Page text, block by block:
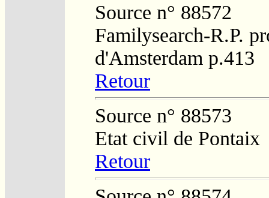
Source n° 88572
Familysearch-R.P.
d'Amsterdam p.413
Retour
Source n° 88573
Etat civil de Pontaix
Retour